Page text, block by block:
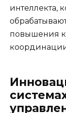
интеллекта,
повышения